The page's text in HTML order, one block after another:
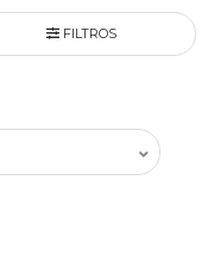
FILTROS